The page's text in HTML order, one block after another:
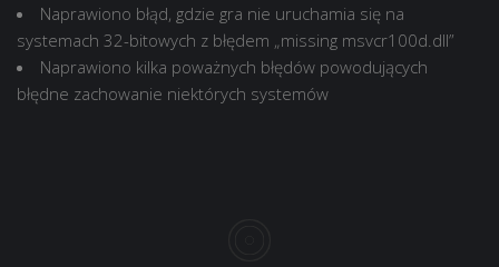
Naprawiono błąd, gdzie gra nie uruchamia się na
systemach 32-bitowych z błędem „missing msvcr100d.dll”
Naprawiono kilka poważnych błędów powodujących
błędne zachowanie niektórych systemów